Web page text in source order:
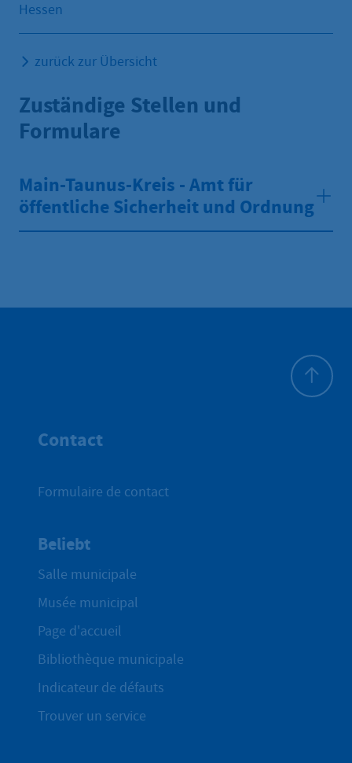
Hessen
zurück zur Übersicht
Zuständige Stellen und
Formulare
Main-Taunus-Kreis - Amt für
öffentliche Sicherheit und Ordnung
Contact
Formulaire de contact
Beliebt
Salle municipale
Musée municipal
Page d'accueil
Bibliothèque municipale
Indicateur de défauts
Trouver un service